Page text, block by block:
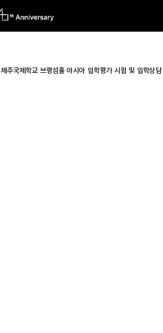
제주국제학교 브랭섬홀 아시아 입학평가 시험 및 입학상담